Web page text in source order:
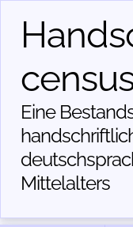
Eine
Mittelalters